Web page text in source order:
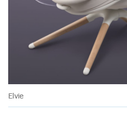
Elvie